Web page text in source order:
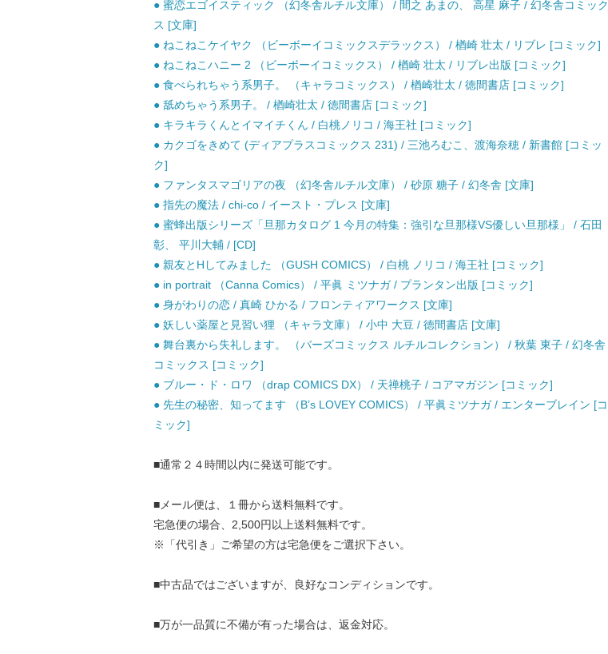
● 蜜恋エゴイスティック （幻冬舎ルチル文庫） / 間之 あまの、 高星 麻子 / 幻冬舎コミック
ス [文庫]
● ねこねこケイヤク （ビーボーイコミックスデラックス） / 楢崎 壮太 / リブレ [コミック]
● ねこねこハニー 2 （ビーボーイコミックス） / 楢崎 壮太 / リブレ出版 [コミック]
● 食べられちゃう系男子。 （キャラコミックス） / 楢崎壮太 / 徳間書店 [コミック]
● 舐めちゃう系男子。 / 楢崎壮太 / 徳間書店 [コミック]
● キラキラくんとイマイチくん / 白桃ノリコ / 海王社 [コミック]
● カクゴをきめて (ディアプラスコミックス 231) / 三池ろむこ、渡海奈穂 / 新書館 [コミッ
ク]
● ファンタスマゴリアの夜 （幻冬舎ルチル文庫） / 砂原 糖子 / 幻冬舎 [文庫]
● 指先の魔法 / chi-co / イースト・プレス [文庫]
● 蜜蜂出版シリーズ「旦那カタログ 1 今月の特集：強引な旦那様VS優しい旦那様」 / 石田
彰、 平川大輔 / [CD]
● 親友とHしてみました （GUSH COMICS） / 白桃 ノリコ / 海王社 [コミック]
● in portrait （Canna Comics） / 平眞 ミツナガ / プランタン出版 [コミック]
● 身がわりの恋 / 真崎 ひかる / フロンティアワークス [文庫]
● 妖しい薬屋と見習い狸 （キャラ文庫） / 小中 大豆 / 徳間書店 [文庫]
● 舞台裏から失礼します。 （バーズコミックス ルチルコレクション） / 秋葉 東子 / 幻冬舎
コミックス [コミック]
● ブルー・ド・ロワ （drap COMICS DX） / 天禅桃子 / コアマガジン [コミック]
● 先生の秘密、知ってます （B’s LOVEY COMICS） / 平眞ミツナガ / エンターブレイン [コ
ミック]
■通常２４時間以内に発送可能です。
■メール便は、１冊から送料無料です。
宅急便の場合、2,500円以上送料無料です。
※「代引き」ご希望の方は宅急便をご選択下さい。
■中古品ではございますが、良好なコンディションです。
■万が一品質に不備が有った場合は、返金対応。